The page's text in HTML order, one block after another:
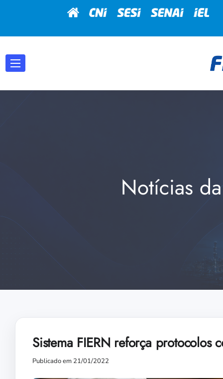
Notícias
Sistema FIERN reforça protocolos
Publicado em 21/01/2022